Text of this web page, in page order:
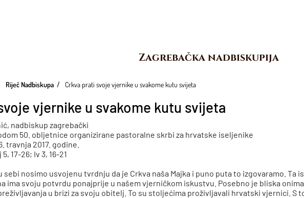
Zagrebačka nadbiskupija
Riječ Nadbiskupa Crkva prati svoje vjernike u svakome kutu svijeta
vjernike u svakome kutu svijeta
nadbiskup zagrebački
50. obljetnice organizirane pastoralne skrbi za hrvatske iseljenike
travnja 2017. godine.
17-26; Iv 3, 16-21
sebi nosimo usvojenu tvrdnju da je Crkva naša Majka i puno puta to izgovaramo. Ta
ima svoju potvrdu ponajprije u našem vjerničkom iskustvu. Posebno je bliska
u brizi za svoju obitelj. To su stoljećima proživljavali hrvatski vjernici. S